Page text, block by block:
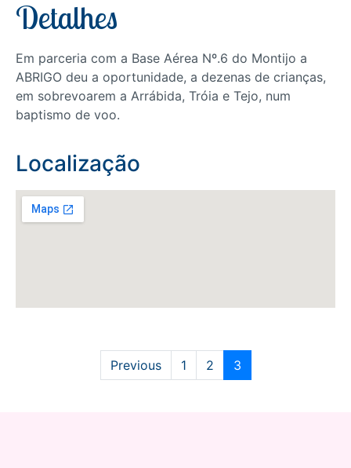
Detalhes
Em parceria com a Base Aérea Nº.6 do Montijo a
ABRIGO deu a oportunidade, a dezenas de crianças,
em sobrevoarem a Arrábida, Tróia e Tejo, num
baptismo de voo.
Localização
Previous 1 2 3